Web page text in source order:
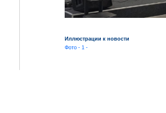
Иллюстрации к новости
Фото - 1 -